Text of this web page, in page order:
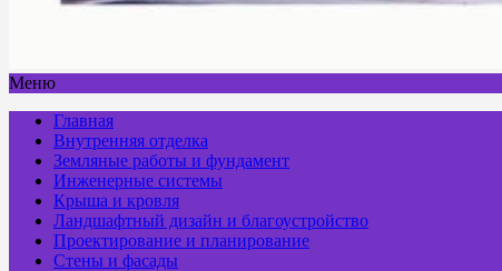
Меню
Главная
Внутренняя отделка
Земляные работы и фундамент
Инженерные системы
Крыша и кровля
Ландшафтный дизайн и благоустройство
Проектирование и планирование
Стены и фасады